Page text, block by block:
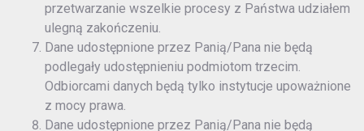
przetwarzanie wszelkie procesy z Państwa udziałem
ulegną zakończeniu.
Dane udostępnione przez Panią/Pana nie będą
podlegały udostępnieniu podmiotom trzecim.
Odbiorcami danych będą tylko instytucje upoważnione
z mocy prawa.
Dane udostępnione przez Panią/Pana nie będą